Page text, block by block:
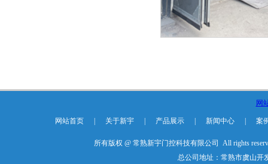
网
网站首页 关于新宇 产品展示 新闻中心 案
所有版权 @ 常熟新宇门控科技有限公司 All rights
总公司地址：常熟市虞山开